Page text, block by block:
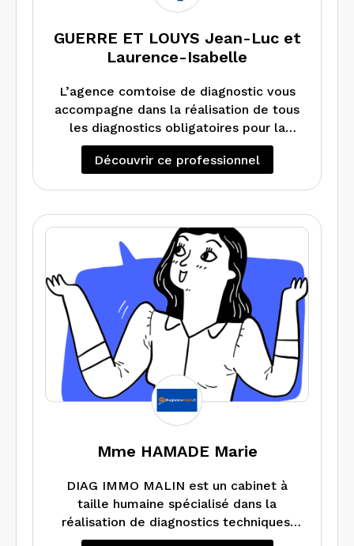
GUERRE ET LOUYS Jean-Luc et
Laurence-Isabelle
L’agence comtoise de diagnostic vous
accompagne dans la réalisation de tous
les diagnostics obligatoires pour la
location ou la vente de votre bien
immobilier en Franche-Comté : DPE,
l’installation intérieure d’électricité et
de gaz. Nous pouvons également
réaliser un audit énergétique lorsque la
réglementation en dispose.
Découvrir ce professionnel
Mme HAMADE Marie
DIAG IMMO MALIN est un cabinet à
taille humaine spécialisé dans la
réalisation de diagnostics techniques.
Nous réalisons tous types de